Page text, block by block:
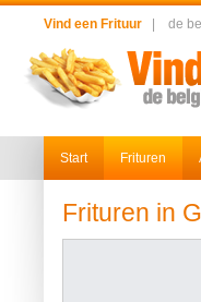
Vind een Frituur de
Start Frituren
Frituren in